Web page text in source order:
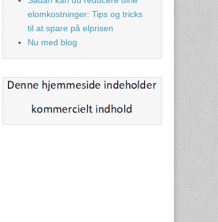
elomkostninger: Tips og tricks
til at spare på elprisen
Nu med blog